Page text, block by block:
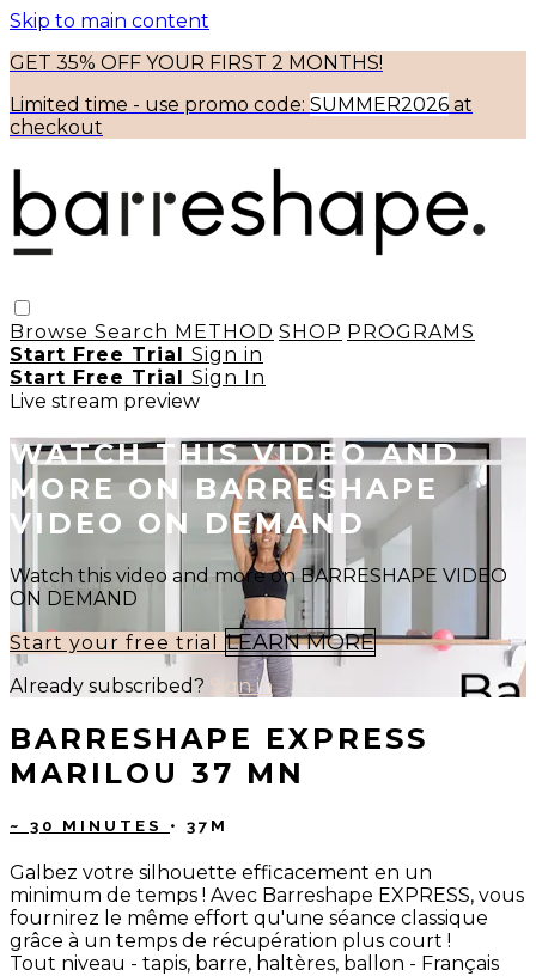
Skip to main content
GET 35% OFF YOUR FIRST 2 MONTHS!
Limited time - use promo code: SUMMER2026 at
checkout
Browse Search METHOD SHOP PROGRAMS
Start Free Trial Sign in
Start Free Trial Sign In
Live stream preview
WATCH THIS VIDEO AND
MORE ON BARRESHAPE
VIDEO ON DEMAND
Watch this video and more on BARRESHAPE VIDEO
ON DEMAND
Start your free trial LEARN MORE
Already subscribed? Sign in
BARRESHAPE EXPRESS
MARILOU 37 MN
~ 30 MINUTES • 37M
Galbez votre silhouette efficacement en un
minimum de temps ! Avec Barreshape EXPRESS, vous
fournirez le même effort qu'une séance classique
grâce à un temps de récupération plus court !
Tout niveau - tapis, barre, haltères, ballon - Français